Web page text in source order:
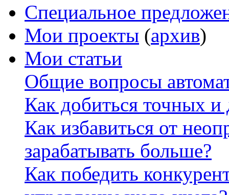
Специальное
Мои проекты (архив)
Мои статьи
Общие вопросы
Как добиться точных
Как избавиться от
зарабатывать больше?
Как победить